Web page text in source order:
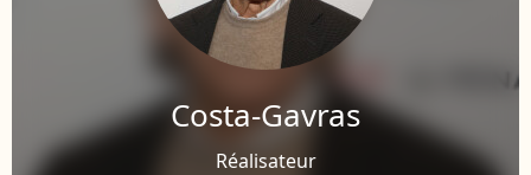
Costa-Gavras
Réalisateur